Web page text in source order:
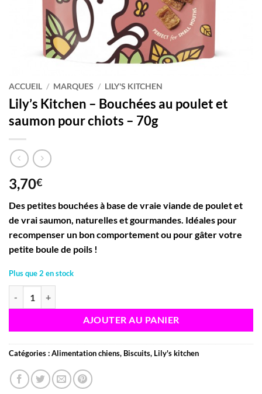
ACCUEIL / MARQUES / LILY'S KITCHEN
Lily’s Kitchen – Bouchées au poulet et
saumon pour chiots – 70g
3,70€
Des petites bouchées à base de vraie viande de poulet et
de vrai saumon, naturelles et gourmandes. Idéales pour
recompenser un bon comportement ou pour gâter votre
petite boule de poils !
Plus que 2 en stock
AJOUTER AU PANIER
Catégories :Alimentation chiens, Biscuits, Lily's kitchen